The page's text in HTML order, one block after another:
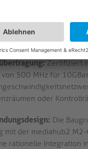
aus
Zuverlässigkeit und
ermöglicht eine
Bereitstellung
Zertifiziert
500 MHz für
oder
Die
mit der mediahub2
rationelle Integration